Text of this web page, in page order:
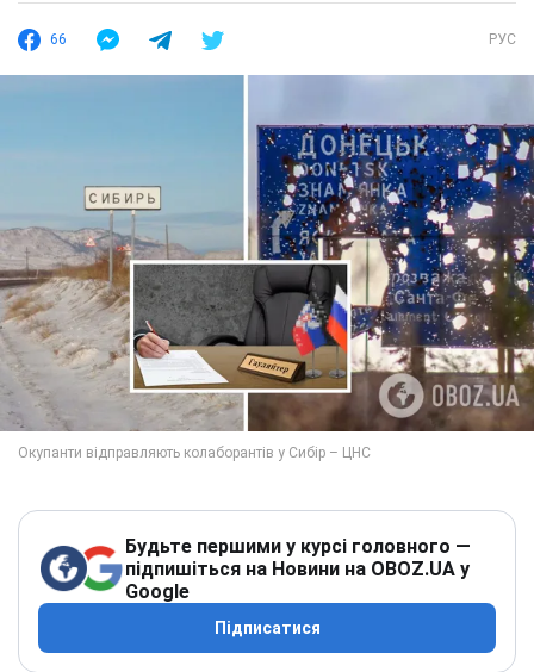
66 РУС
Будьте першими у курсі головного —
підпишіться на Новини на OBOZ.UA у
Google
Підписатися